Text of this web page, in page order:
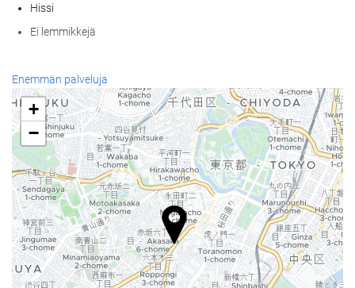
Hissi
Ei lemmikkejä
Ruoka & juoma
À la carte -ravintola
Baari
Paikan päällä sijaitseva kahvila
Vastaanottopalvelut
24h-vastaanotto
Matkatavarasäilytys
Enemmän palveluja
+
−